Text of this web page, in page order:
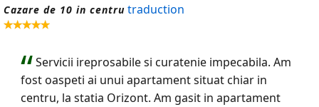
Cazare de 10 in centru traduction
Servicii ireprosabile si curatenie impecabila. Am
fost oaspeti ai unui apartament situat chiar in
centru, la statia Orizont. Am gasit in apartament